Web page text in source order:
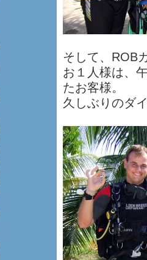
そして、ROB
お１人様は、
たお客様。
久しぶりのダ